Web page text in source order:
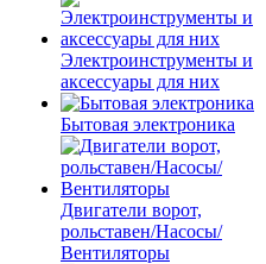
Электроинструменты и
аксессуары для них
Бытовая электроника
Двигатели ворот,
рольставен/Насосы/
Вентиляторы